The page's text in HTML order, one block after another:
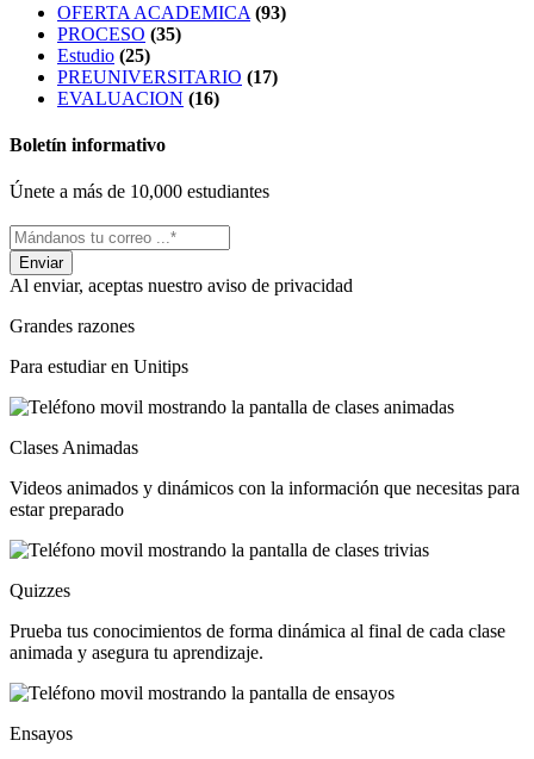
OFERTA ACADEMICA (93)
PROCESO (35)
Estudio (25)
PREUNIVERSITARIO (17)
EVALUACION (16)
Boletín informativo
Únete a más de 10,000 estudiantes
Al enviar, aceptas nuestro aviso de privacidad
Grandes razones
Para estudiar en Unitips
Clases Animadas
Videos animados y dinámicos con la información que necesitas para
estar preparado
Quizzes
Prueba tus conocimientos de forma dinámica al final de cada clase
animada y asegura tu aprendizaje.
Ensayos